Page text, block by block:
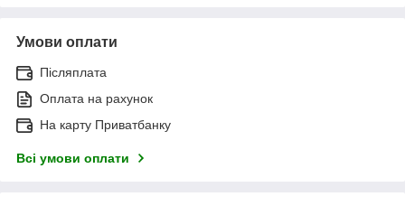
Умови оплати
Післяплата
Оплата на рахунок
На карту Приватбанку
Всі умови оплати